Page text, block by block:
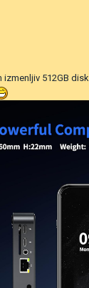
izmenljiv 512GB disk.